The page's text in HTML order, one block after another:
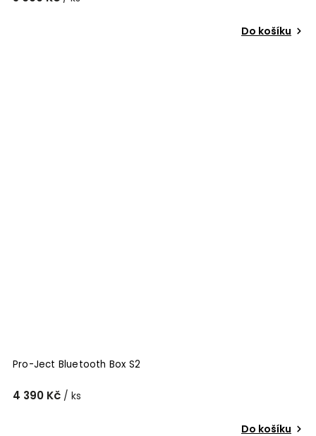
Do košíku
Pro-Ject Bluetooth Box S2
4 390 Kč / ks
Do košíku